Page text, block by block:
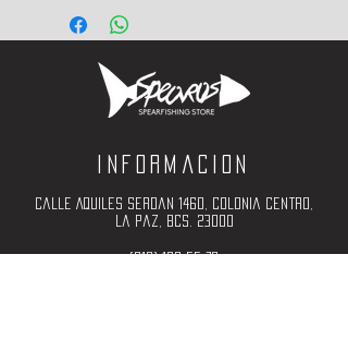
Informacion
Calle Aquiles Serdan 1460, Colonia centro,
la paz, bcs. 23000
(612) 198-55-78